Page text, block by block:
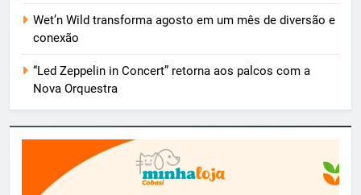
Wet’n Wild transforma agosto em um mês de diversão e
conexão
“Led Zeppelin in Concert” retorna aos palcos com a
Nova Orquestra